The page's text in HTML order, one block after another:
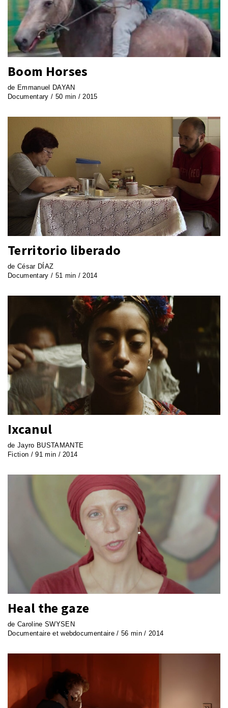
Boom Horses
de Emmanuel DAYAN
Documentary / 50 min / 2015
Territorio liberado
de César DÍAZ
Documentary / 51 min / 2014
Ixcanul
de Jayro BUSTAMANTE
Fiction / 91 min / 2014
Heal the gaze
de Caroline SWYSEN
Documentaire et webdocumentaire / 56 min / 2014